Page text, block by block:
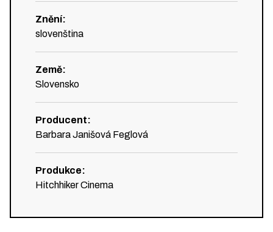
Znění:
slovenština
Země:
Slovensko
Producent:
Barbara Janišová Feglová
Produkce:
Hitchhiker Cinema